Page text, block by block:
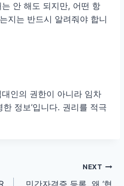
안 해도 되지만, 어떤 항
지는 반드시 알려줘야 합니
인의 권한이 아니라 임차
한 정보’입니다. 권리를 적극
NEXT
민간자격증 등록, 왜 ‘협